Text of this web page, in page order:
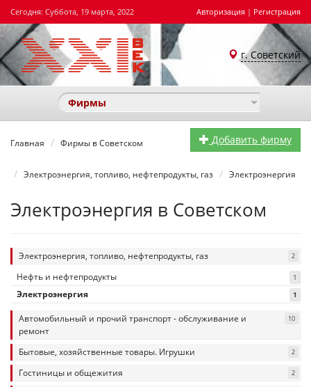
Сегодня: Суббота, 19 марта, 2022 Авторизация | Регистрация
г. Советский
Фирмы
Добавить фирму
Главная Фирмы в Советском
Электроэнергия, топливо, нефтепродукты, газ Электроэнергия
Электроэнергия в Советском
Электроэнергия, топливо, нефтепродукты, газ 2
Нефть и нефтепродукты 1
Электроэнергия 1
Автомобильный и прочий транспорт - обслуживание и
ремонт
10
Бытовые, хозяйственные товары. Игрушки 2
Гостиницы и общежития 2